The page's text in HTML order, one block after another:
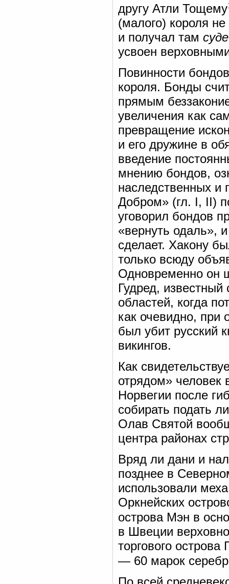
другу Атли Тощему
(малого) короля
и получал там
усвоен
Повинности
короля. Бонды
прямым
увеличения как
превращение
и его дружине в
введение
мнению бондов,
наследственных
Добром» (гл. I, II)
уговорил бондов
«вернуть одаль»,
сделает. Хакону
только всюду
Одновременно он
Гудред,
областей, когда
как очевидно, при
был убит русский
викингов.
Как
отрядом» человек
Норвегии после
собирать подать
Олав Святой
центра районах
Вряд ли дани и
позднее в
использовали
Оркнейских
острова Мэн в
в Швеции
торгового
— 60 марок